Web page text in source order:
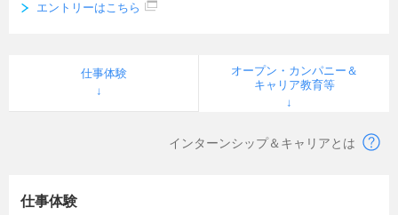
エントリーはこちら
仕事体験
オープン・カンパニー＆
キャリア教育等
インターンシップ＆キャリアとは
仕事体験